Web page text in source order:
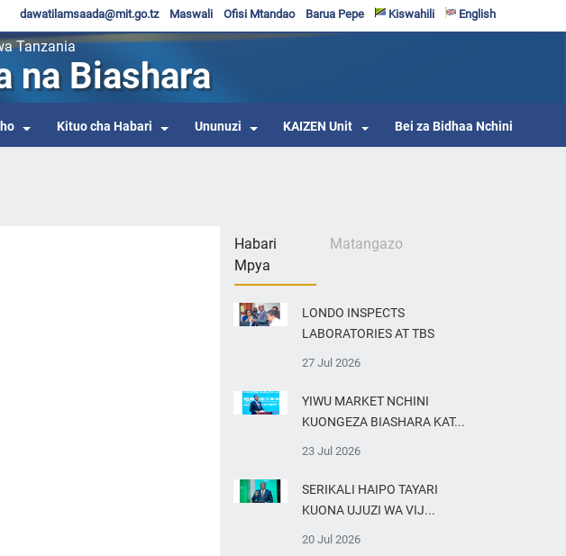
English
Kiswahili
Barua Pepe
Ofisi Mtandao
Maswali
dawatilamsaada@mit.go.tz
Tanzania
na Biashara
Kituo cha Habari Ununuzi KAIZEN Unit Bei za Bidhaa Nchini
Habari
Mpya
Matangazo
LONDO INSPECTS
LABORATORIES AT TBS
27 Jul 2026
YIWU MARKET NCHINI
KUONGEZA BIASHARA KAT...
23 Jul 2026
SERIKALI HAIPO TAYARI
KUONA UJUZI WA VIJ...
20 Jul 2026